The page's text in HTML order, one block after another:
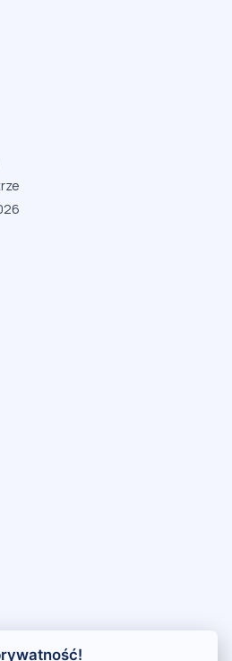
bezpieczeństwo → Pliki cookie innych
cookies i śledzenia dla tej witryny.